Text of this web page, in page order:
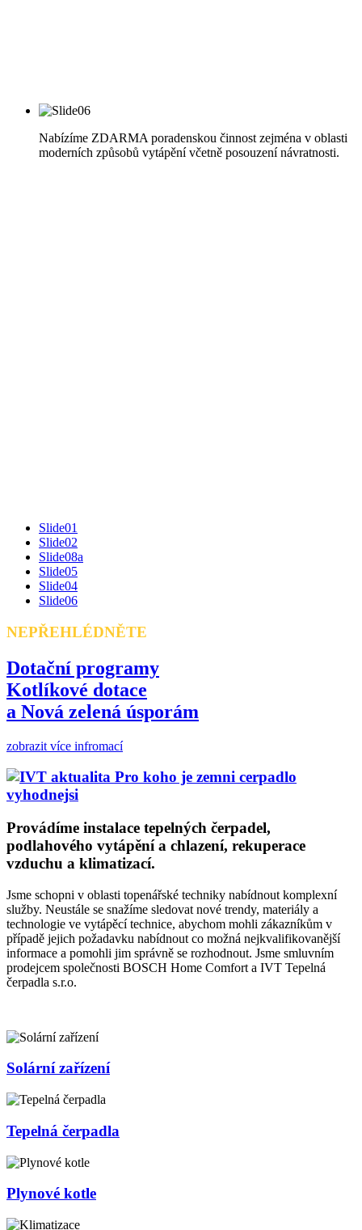
Nabízíme ZDARMA poradenskou činnost zejména v oblasti
moderních způsobů vytápění včetně posouzení návratnosti.
Slide01
Slide02
Slide08a
Slide05
Slide04
Slide06
NEPŘEHLÉDNĚTE
Dotační programy
Kotlíkové dotace
a Nová zelená úsporám
zobrazit více infromací
Provádíme instalace tepelných čerpadel,
podlahového vytápění a chlazení, rekuperace
vzduchu a klimatizací.
Jsme schopni v oblasti topenářské techniky nabídnout komplexní
služby. Neustále se snažíme sledovat nové trendy, materiály a
technologie ve vytápěcí technice, abychom mohli zákazníkům v
případě jejich požadavku nabídnout co možná nejkvalifikovanější
informace a pomohli jim správně se rozhodnout. Jsme smluvním
prodejcem společnosti BOSCH Home Comfort a IVT Tepelná
čerpadla s.r.o.
Solární zařízení
Tepelná čerpadla
Plynové kotle